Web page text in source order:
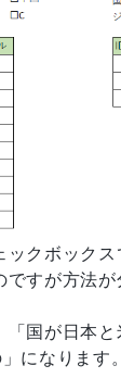
ックボック
ですが方法
「国が日本
になります。